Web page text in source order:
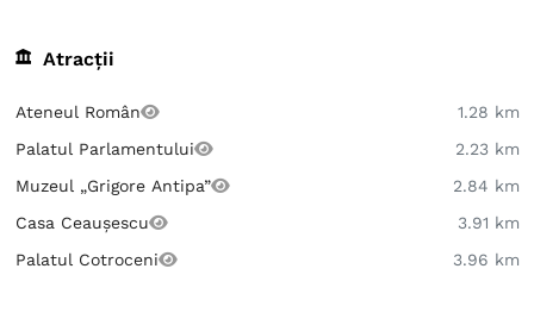
Atracții
Ateneul Român
1.28 km
Palatul Parlamentului
2.23 km
Muzeul „Grigore Antipa”
2.84 km
Casa Ceaușescu
3.91 km
Palatul Cotroceni
3.96 km